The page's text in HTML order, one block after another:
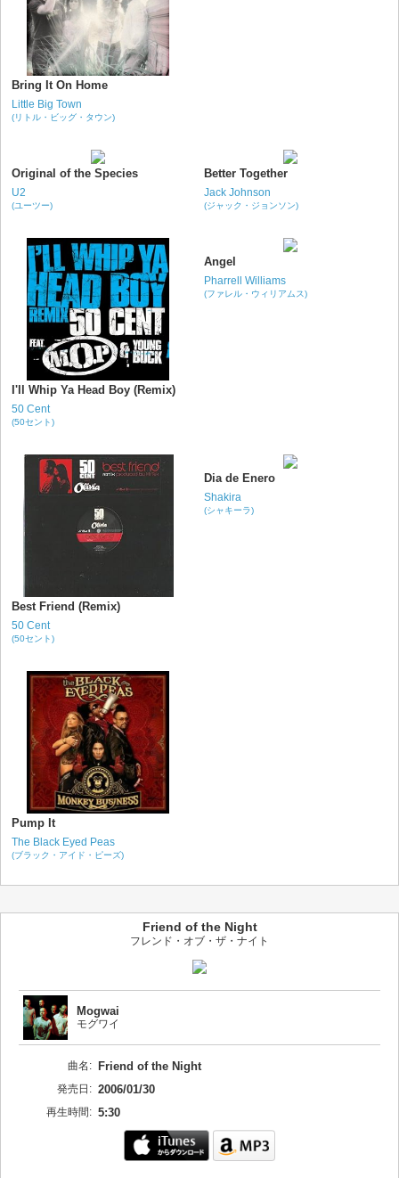
Bring It On Home
Little Big Town
(リトル・ビッグ・タウン)
Original of the Species
U2
(ユーツー)
Better Together
Jack Johnson
(ジャック・ジョンソン)
I'll Whip Ya Head Boy (Remix)
50 Cent
(50セント)
Angel
Pharrell Williams
(ファレル・ウィリアムス)
Best Friend (Remix)
50 Cent
(50セント)
Dia de Enero
Shakira
(シャキーラ)
Pump It
The Black Eyed Peas
(ブラック・アイド・ピーズ)
Friend of the Night
フレンド・オブ・ザ・ナイト
Mogwai
モグワイ
曲名: Friend of the Night
発売日: 2006/01/30
再生時間: 5:30